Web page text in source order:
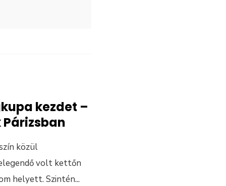
kezdet –
Párizsban
közül
volt kettőn
helyett. Szintén...